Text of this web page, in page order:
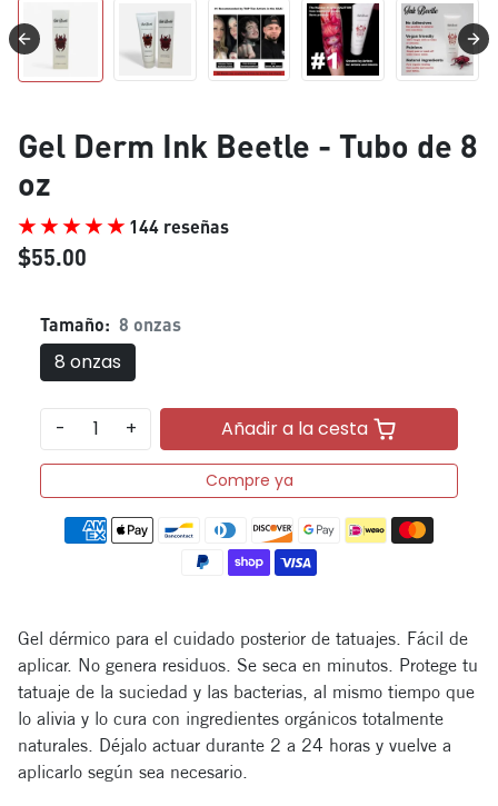
Gel Derm Ink Beetle - Tubo de 8
oz
144 reseñas
$55.00
Tamaño: 8 onzas
8 onzas
- + Añadir a la cesta
Compre ya
Métodos de pago
Gel dérmico para el cuidado posterior de tatuajes. Fácil de
aplicar. No genera residuos. Se seca en minutos. Protege tu
tatuaje de la suciedad y las bacterias, al mismo tiempo que
lo alivia y lo cura con ingredientes orgánicos totalmente
naturales. Déjalo actuar durante 2 a 24 horas y vuelve a
aplicarlo según sea necesario.